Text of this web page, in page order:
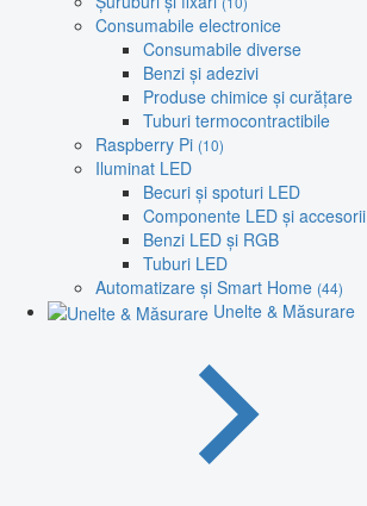
Consumabile electronice
Consumabile diverse
Benzi și adezivi
Produse chimice și curățare
Tuburi termocontractibile
Raspberry Pi (10)
Iluminat LED
Becuri și spoturi LED
Componente LED și accesorii
Benzi LED și RGB
Tuburi LED
Automatizare și Smart Home (44)
Unelte & Măsurare